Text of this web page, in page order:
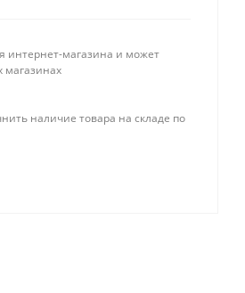
интернет-магазина и может
магазинах
наличие товара на складе по